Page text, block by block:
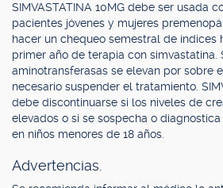
SIMVASTATINA 10MG debe ser usada
pacientes jóvenes y mujeres
hacer un chequeo semestral de índices
primer año de terapia con simvastatina.
aminotransferasas se elevan por sobre
necesario suspender el tratamiento.
debe discontinuarse si los niveles de
elevados o si se sospecha o
en niños menores de 18 años.
Advertencias.